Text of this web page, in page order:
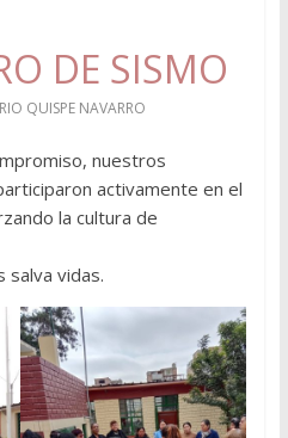
DE SISMO
QUISPE NAVARRO
nuestros
activamente en el
la cultura de
vidas.